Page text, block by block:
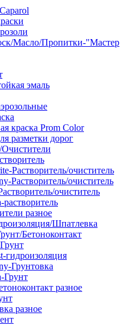
Масло/Пропитки-"Мастер
эмаль
краска Prom Color
разметки дорог
Очистители
Растворитель/очиститель
Растворитель/очиститель
очиститель
разное
Шпатлевка
Бетоноконтакт
гидроизоляция
Грунтовка
Грунт
разное
разное